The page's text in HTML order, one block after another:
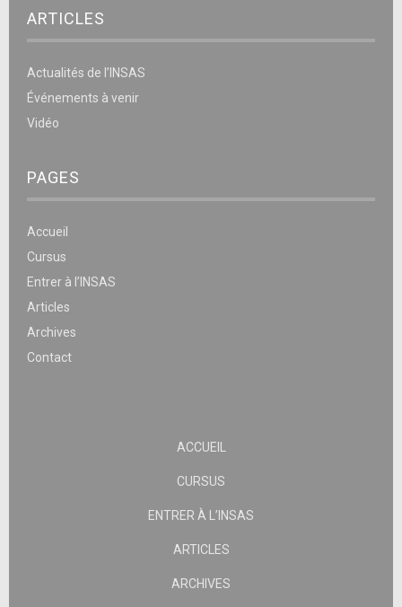
ARTICLES
Actualités de l’INSAS
Événements à venir
Vidéo
PAGES
Accueil
Cursus
Entrer à l’INSAS
Articles
Archives
Contact
ACCUEIL
CURSUS
ENTRER À L’INSAS
ARTICLES
ARCHIVES